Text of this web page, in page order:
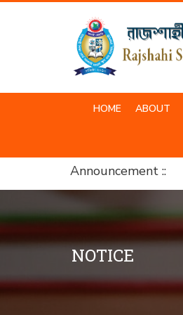
HOME ABOUT
Announcement ::
NOTICE